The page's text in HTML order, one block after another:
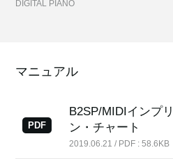
Events
Support
Store Locator
DIGITAL PIANO
マニュアル
PDF
B2SP/MIDIインプ
ン・チャート
2019.06.21 / PDF : 58.6KB